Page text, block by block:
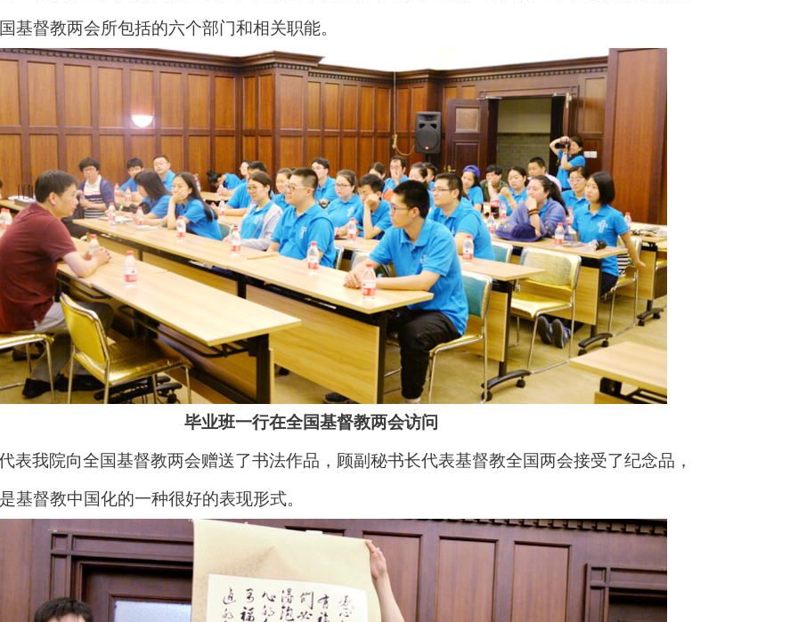
基督教两会所包括的六个部门和相关职能。
毕业班一行在全国基督教两会访问
表我院向全国基督教两会赠送了书法作品，顾副秘书长代表基督教全国两会接受了纪念品，
基督教中国化的一种很好的表现形式。